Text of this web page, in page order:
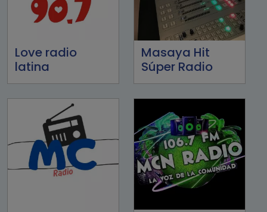
Love radio
latina
Masaya Hit
Súper Radio